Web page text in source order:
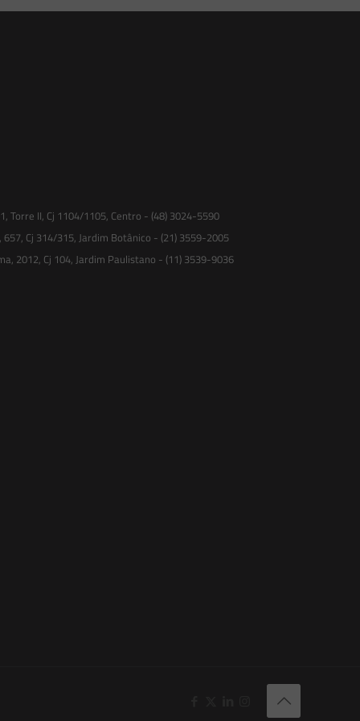
Torre II, Cj 1104/1105, Centro - (48) 3024-5590
657, Cj 314/315, Jardim Botânico - (21) 3559-2005
2012, Cj 104, Jardim Paulistano - (11) 3539-9036